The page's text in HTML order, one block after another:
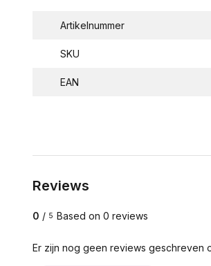
Artikelnummer
SKU
EAN
Reviews
0 / 5 Based on 0 reviews
Er zijn nog geen reviews geschreven